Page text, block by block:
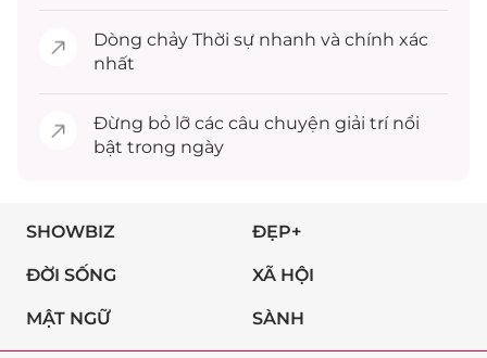
Dòng chảy Thời sự nhanh và chính xác
nhất
Đừng bỏ lỡ các câu chuyện giải trínổi
bật trong ngày
SHOWBIZ ĐẸP+
ĐỜI SỐNG XÃ HỘI
MẬT NGỮ SÀNH